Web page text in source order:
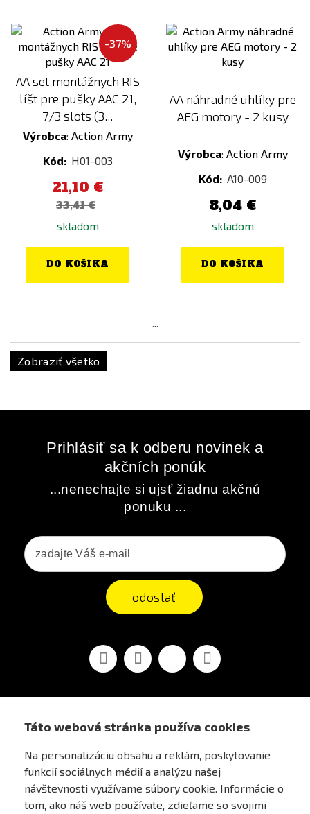
Táto webová stránka používa cookies
Na personalizáciu obsahu a reklám, poskytovanie
funkcií sociálnych médií a analýzu našej
návštevnosti využívame súbory cookie. Informácie o
tom, ako náš web používate, zdieľame so svojimi
-37%
AA set montážnych RIS
líšt pre pušky AAC 21,
7/3 slots (3...
Výrobca: Action Army
Kód: H01-003
21,10 €
33,41 €
skladom
DO KOŠÍKA
AA náhradné uhlíky pre
AEG motory - 2 kusy
Výrobca: Action Army
Kód: A10-009
8,04 €
skladom
DO KOŠÍKA
...
Zobraziť všetko
Prihlásiť sa k odberu novinek a
akčních ponúk
...nenechajte si ujsť žiadnu akčnú
ponuku ...
odoslať
FacebookYoutubeVimeo Instagram
AIRSOFT OBCHOD PRAHA
PRE ZÁKAZNÍKOV